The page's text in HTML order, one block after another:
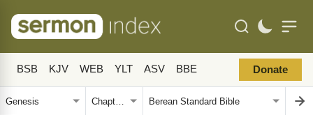
BSB KJV WEB YLT ASV BBE Donate